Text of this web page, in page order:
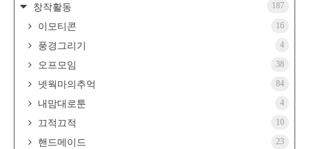
창작활동 187
이모티콘 16
풍경그리기 4
오프모임 38
넷웍마의추억 84
내맘대로툰 4
끄적끄적 10
핸드메이드 23